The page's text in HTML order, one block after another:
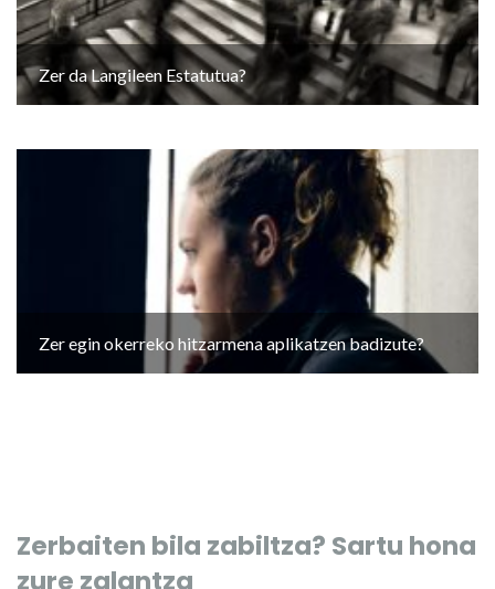
Zer da Langileen Estatutua?
Zer egin okerreko hitzarmena aplikatzen badizute?
Zerbaiten bila zabiltza? Sartu hona
zure zalantza